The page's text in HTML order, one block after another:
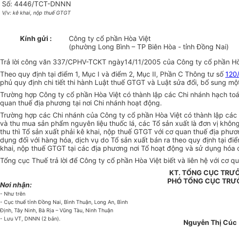
Số: 4446/TCT-DNNN
V/v: kê khai, nộp thuế GTGT
Kính gửi :
Công ty cổ phần Hòa Việt
(phường Long Bình – TP Biên Hòa - tỉnh Đồng Nai)
Trả lời công văn 337/CPHV-TCKT ngày14/11/2005 của Công ty cổ phần
Theo quy định tại điểm 1, Mục I và điểm 2, Mục II, Phần C Thông tư số
phủ quy định chi tiết thi hành Luật thuế GTGT và Luật sửa đổi, bổ sung
Trường hợp Công ty cổ phần Hòa Việt có thành lập các Chi nhánh hạch
quan thuế địa phương tại nơi Chi nhánh hoạt động.
Trường hợp các Chi nhánh của Công ty cổ phần Hòa Việt có thành lập
và thu mua sản phẩm nguyên liệu thuốc lá, các Tổ sản xuất là đơn vị
thu thì Tổ sản xuất phải kê khai, nộp thuế GTGT với cơ quan thuế địa
dụng đối với hàng hóa, dịch vụ do Tổ sản xuất bán ra theo quy định tại
khai, nộp thuế GTGT tại các địa phương nơi Tổ hoạt động và sử dụng
Tổng cục Thuế trả lời để Công ty cổ phần Hòa Việt biết và liên hệ với cơ
Nơi nhận:
- Như trên
- Cục thuế tỉnh Đồng Nai, Bình Thuận, Long An, Bình
Định, Tây Ninh, Bà Rịa – Vũng Tàu, Ninh Thuận
- Lưu VT, DNNN (2 bản).
KT. TỔNG CỤC
PHÓ TỔNG CỤC
Nguyễn Thị Cúc